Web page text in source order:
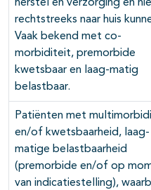
herstel en verzorging en
rechtstreeks naar huis
Vaak bekend met co-
morbiditeit, premorbide
kwetsbaar en laag-matig
belastbaar.
Patiënten met
en/of kwetsbaarheid, laag-
matige belastbaarheid
(premorbide en/of op
van indicatiestelling),